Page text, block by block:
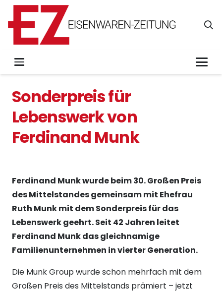
Sonderpreis für
Lebenswerk von
Ferdinand Munk
Ferdinand Munk wurde beim 30. Großen Preis
des Mittelstandes gemeinsam mit Ehefrau
Ruth Munk mit dem Sonderpreis für das
Lebenswerk geehrt. Seit 42 Jahren leitet
Ferdinand Munk das gleichnamige
Familienunternehmen in vierter Generation.
Die Munk Group wurde schon mehrfach mit dem
Großen Preis des Mittelstands prämiert – jetzt